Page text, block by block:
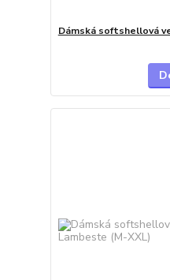
Dámská softshellová